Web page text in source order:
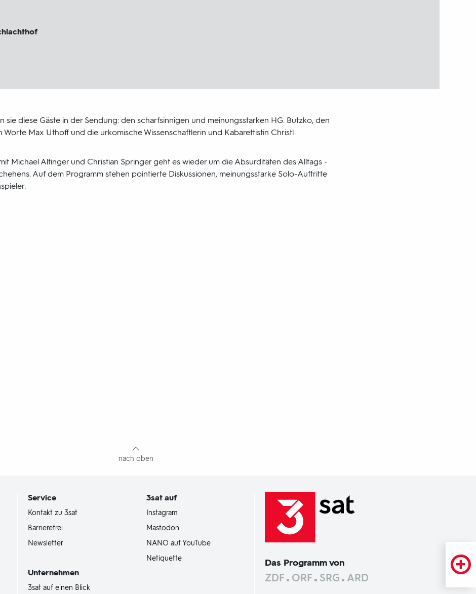
sie diese Gäste in der Sendung: den scharfsinnigen und meinungsstarken HG. Butzko, den
Worte Max Uthoff und die urkomische Wissenschaftlerin und Kabarettistin Christl
Michael Altinger und Christian Springer geht es wieder um die Absurditäten des Alltags -
Auf dem Programm stehen pointierte Diskussionen, meinungsstarke Solo-Auftritte
nach oben
Service
Kontakt zu 3sat
Barrierefrei
Newsletter
Unternehmen
3sat auf einen Blick
3sat auf
Instagram
Mastodon
NANO auf YouTube
Netiquette
Das Programm von
ZDF ORF SRG ARD